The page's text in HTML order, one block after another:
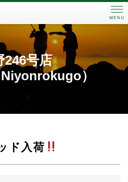
MENU
246号店
）
ド入荷